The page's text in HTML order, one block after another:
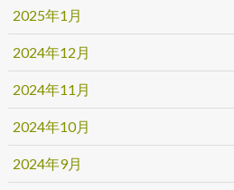
2025年1月
2024年12月
2024年11月
2024年10月
2024年9月